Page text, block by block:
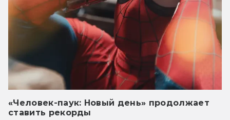
«Человек-паук: Новый день» продолжает
ставить рекорды